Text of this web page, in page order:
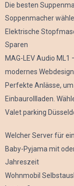
Die besten
Soppenmacher
Elektrische
Sparen
MAG-LEV Audio
modernes
Perfekte Anlässe,
Einbaurollladen.
Valet parking
Welcher Server für
Baby-Pyjama mit
Jahreszeit
Wohnmobil